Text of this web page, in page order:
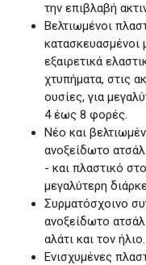
την επιβλαβή
Βελτιωμένοι
κατασκευασμένοι
εξαιρετικά
χτυπήματα, στις
ουσίες, για
4 έως 8 φορές.
Νέο και
ανοξείδωτο
- και πλαστικό
μεγαλύτερη
Συρματόσχοινο
ανοξείδωτο
αλάτι και τον ήλιο.
Ενισχυμένες